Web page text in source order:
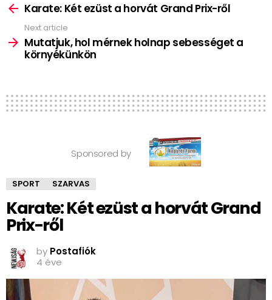
moreKarate: Két ezüst a horvát Grand Prix-ről
Next article
Mutatjuk, hol mérnek holnap sebességet a
környékünkön
Sponsored by
SPORT SZARVAS
Karate: Két ezüst a horvát Grand
Prix-ről
by Postafiók
4 éve